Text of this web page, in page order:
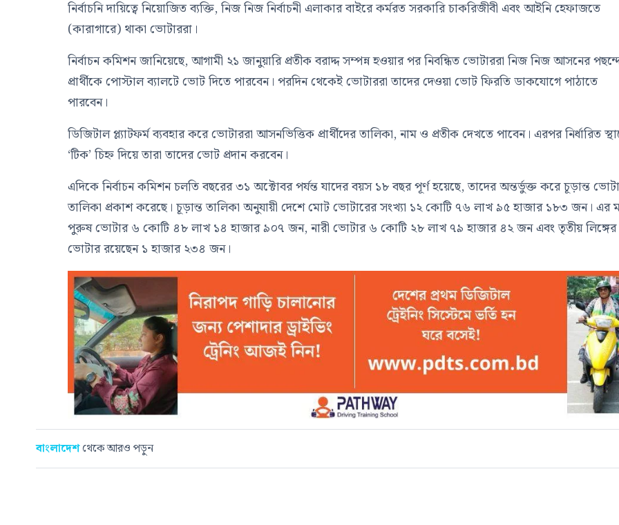
নির্বাচনি দায়িত্বে নিয়োজিত ব্যক্তি, নিজ নিজ নির্বাচনী এলাকার বাইরে কর্মরত সরকারি চাকরিজীবী এবং আইনি হেফাজতে
(কারাগারে) থাকা ভোটাররা।
নির্বাচন কমিশন জানিয়েছে, আগামী ২১ জানুয়ারি প্রতীক বরাদ্দ সম্পন্ন হওয়ার পর নিবন্ধিত ভোটাররা নিজ নিজ আসনের
প্রার্থীকে পোস্টাল ব্যালটে ভোট দিতে পারবেন। পরদিন থেকেই ভোটাররা তাদের দেওয়া ভোট ফিরতি ডাকযোগে পাঠাতে
পারবেন।
ডিজিটাল প্ল্যাটফর্ম ব্যবহার করে ভোটাররা আসনভিত্তিক প্রার্থীদের তালিকা, নাম ও প্রতীক দেখতে পাবেন। এরপর নির্ধারিত
‘টিক’ চিহ্ন দিয়ে তারা তাদের ভোট প্রদান করবেন।
এদিকে নির্বাচন কমিশন চলতি বছরের ৩১ অক্টোবর পর্যন্ত যাদের বয়স ১৮ বছর পূর্ণ হয়েছে, তাদের অন্তর্ভুক্ত করে চূড়ান্ত
তালিকা প্রকাশ করেছে। চূড়ান্ত তালিকা অনুযায়ী দেশে মোট ভোটারের সংখ্যা ১২ কোটি ৭৬ লাখ ৯৫ হাজার ১৮৩ জন। এর
পুরুষ ভোটার ৬ কোটি ৪৮ লাখ ১৪ হাজার ৯০৭ জন, নারী ভোটার ৬ কোটি ২৮ লাখ ৭৯ হাজার ৪২ জন এবং তৃতীয় লিঙ্গের
ভোটার রয়েছেন ১ হাজার ২৩৪ জন।
বাংলাদেশথেকে আরও পড়ুন